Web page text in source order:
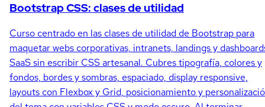
Bootstrap CSS: clases de utilidad
Curso centrado en las clases de utilidad de Bootstrap para
maquetar webs corporativas, intranets, landings y
SaaS sin escribir CSS artesanal. Cubres tipografía, colores y
fondos, bordes y sombras, espaciado, display responsive,
layouts con Flexbox y Grid, posicionamiento y